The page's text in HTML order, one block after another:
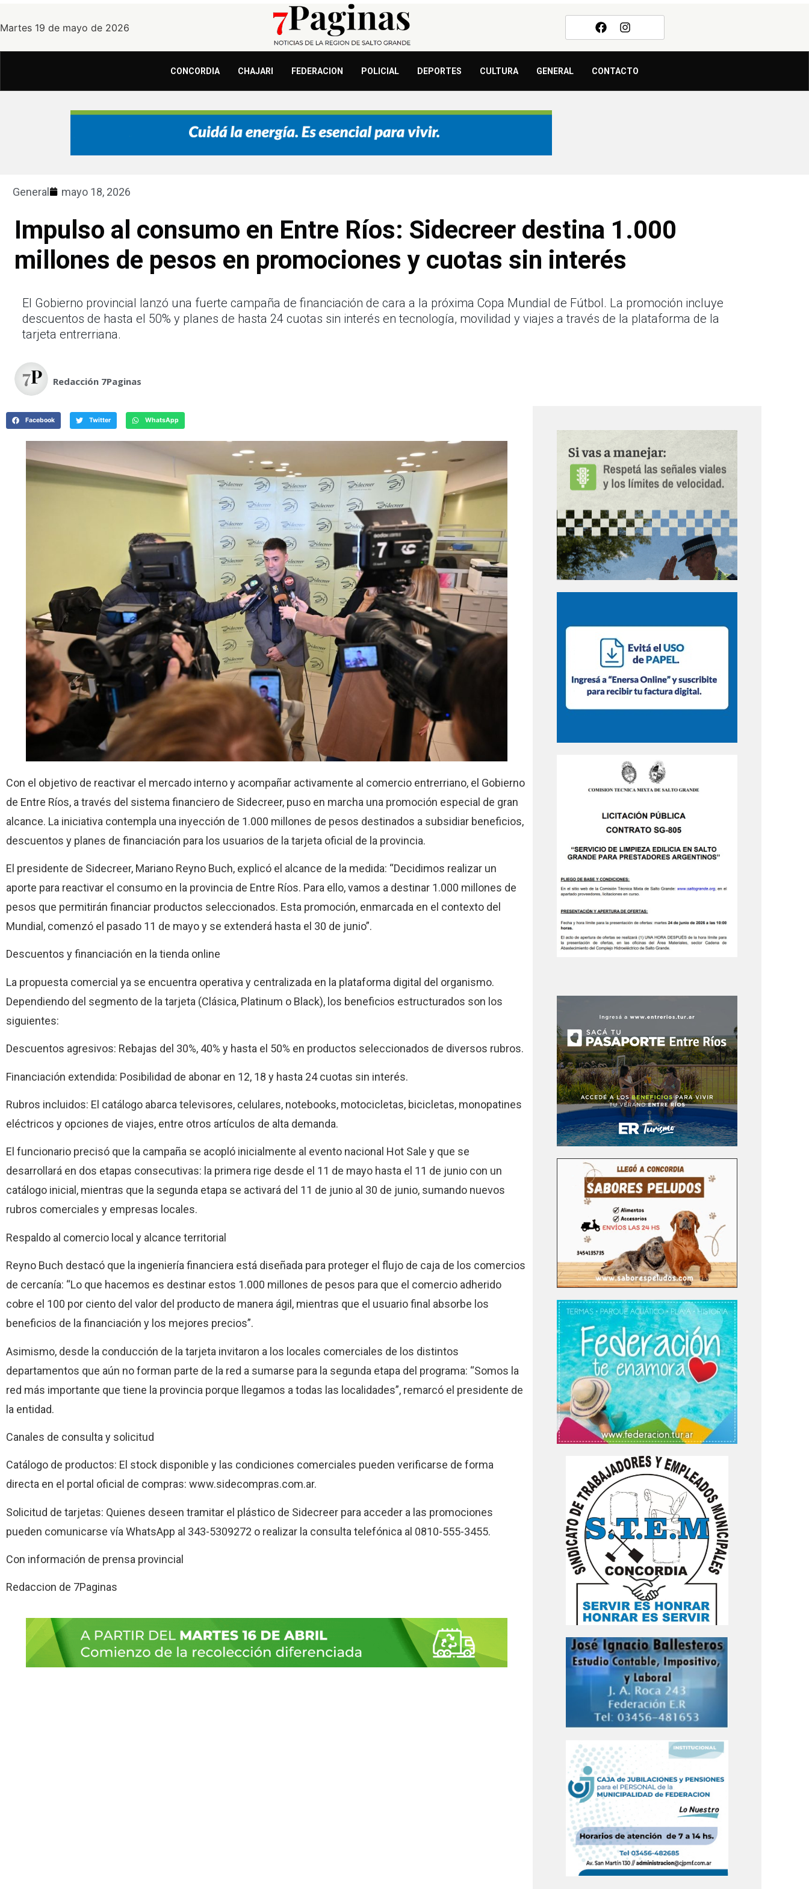
Martes 19 de mayo de 2026
CONCORDIA CHAJARI FEDERACION POLICIAL DEPORTES CULTURA GENERAL CONTACTO
General mayo 18, 2026
Impulso al consumo en Entre Ríos: Sidecreer destina 1.000
millones de pesos en promociones y cuotas sin interés
El Gobierno provincial lanzó una fuerte campaña de financiación de cara a la próxima Copa Mundial de Fútbol. La promoción incluye
descuentos de hasta el 50% y planes de hasta 24 cuotas sin interés en tecnología, movilidad y viajes a través de la plataforma de la
tarjeta entrerriana.
Redacción 7Paginas
Facebook Twitter WhatsApp
Con el objetivo de reactivar el mercado interno y acompañar activamente al comercio entrerriano, el Gobierno
de Entre Ríos, a través del sistema financiero de Sidecreer, puso en marcha una promoción especial de gran
alcance. La iniciativa contempla una inyección de 1.000 millones de pesos destinados a subsidiar beneficios,
descuentos y planes de financiación para los usuarios de la tarjeta oficial de la provincia.
El presidente de Sidecreer, Mariano Reyno Buch, explicó el alcance de la medida: “Decidimos realizar un
aporte para reactivar el consumo en la provincia de Entre Ríos. Para ello, vamos a destinar 1.000 millones de
pesos que permitirán financiar productos seleccionados. Esta promoción, enmarcada en el contexto del
Mundial, comenzó el pasado 11 de mayo y se extenderá hasta el 30 de junio”.
Descuentos y financiación en la tienda online
La propuesta comercial ya se encuentra operativa y centralizada en la plataforma digital del organismo.
Dependiendo del segmento de la tarjeta (Clásica, Platinum o Black), los beneficios estructurados son los
siguientes:
Descuentos agresivos: Rebajas del 30%, 40% y hasta el 50% en productos seleccionados de diversos rubros.
Financiación extendida: Posibilidad de abonar en 12, 18 y hasta 24 cuotas sin interés.
Rubros incluidos: El catálogo abarca televisores, celulares, notebooks, motocicletas, bicicletas, monopatines
eléctricos y opciones de viajes, entre otros artículos de alta demanda.
El funcionario precisó que la campaña se acopló inicialmente al evento nacional Hot Sale y que se
desarrollará en dos etapas consecutivas: la primera rige desde el 11 de mayo hasta el 11 de junio con un
catálogo inicial, mientras que la segunda etapa se activará del 11 de junio al 30 de junio, sumando nuevos
rubros comerciales y empresas locales.
Respaldo al comercio local y alcance territorial
Reyno Buch destacó que la ingeniería financiera está diseñada para proteger el flujo de caja de los comercios
de cercanía: “Lo que hacemos es destinar estos 1.000 millones de pesos para que el comercio adherido
cobre el 100 por ciento del valor del producto de manera ágil, mientras que el usuario final absorbe los
beneficios de la financiación y los mejores precios”.
Asimismo, desde la conducción de la tarjeta invitaron a los locales comerciales de los distintos
departamentos que aún no forman parte de la red a sumarse para la segunda etapa del programa: “Somos la
red más importante que tiene la provincia porque llegamos a todas las localidades”, remarcó el presidente de
la entidad.
Canales de consulta y solicitud
Catálogo de productos: El stock disponible y las condiciones comerciales pueden verificarse de forma
directa en el portal oficial de compras: www.sidecompras.com.ar.
Solicitud de tarjetas: Quienes deseen tramitar el plástico de Sidecreer para acceder a las promociones
pueden comunicarse vía WhatsApp al 343-5309272 o realizar la consulta telefónica al 0810-555-3455.
Con información de prensa provincial
Redaccion de 7Paginas